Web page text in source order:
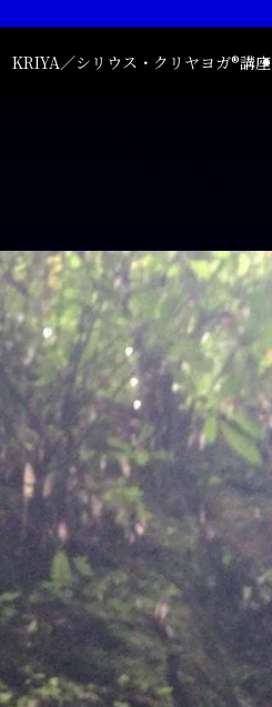
KRIYA／シリウス・クリヤヨガ®講座